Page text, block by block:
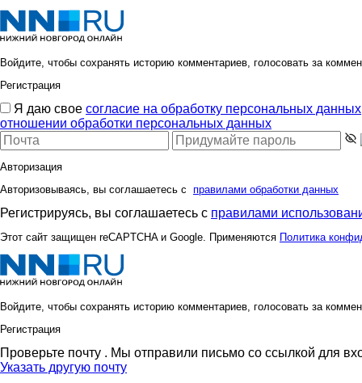
Войдите, чтобы сохранять историю комментариев, голосовать за
Регистрация
Я даю свое согласие на обработку персональных данных
отношении обработки персональных данных
Авторизация
Авторизовываясь, вы соглашаетесь с правилами обработки данных
Регистрируясь, вы соглашаетесь с правилами
Этот сайт защищен reCAPTCHA и Google. Применяются Политика
Войдите, чтобы сохранять историю комментариев, голосовать за
Регистрация
Проверьте почту . Мы отправили письмо со ссылкой для
Указать другую почту